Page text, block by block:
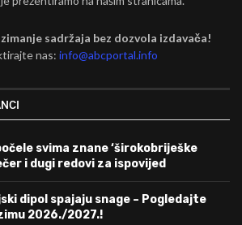
sadržaja bez dozvola izdavača!
nas:info@abcportal.info
svima znane ‘širokobriješke
i dugi redovi za ispovijed
dipol spajaju snage – Pogledajte
2026./2027.!